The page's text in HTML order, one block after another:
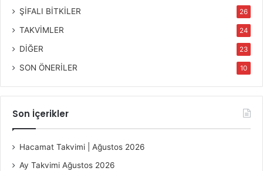
ŞİFALI BİTKİLER 26
TAKVİMLER 24
DİĞER 23
SON ÖNERİLER 10
Son İçerikler
Hacamat Takvimi | Ağustos 2026
Ay Takvimi Ağustos 2026